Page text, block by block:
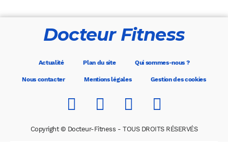
Docteur Fitness
Actualité Plan du site Qui sommes-nous ?
Nous contacter Mentions légales Gestion des cookies
Copyright © Docteur-Fitness - TOUS DROITS RÉSERVÉS